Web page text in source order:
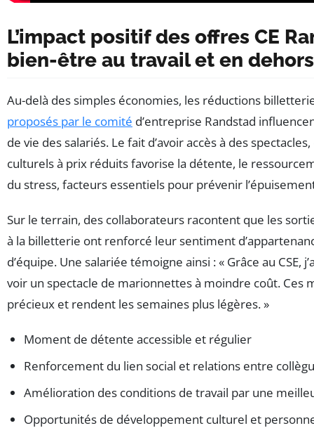
L’impact positif des offres CE
bien-être au travail et en dehors
Au-delà des simples économies, les réductions
proposés par le comité d’entreprise Randstad
de vie des salariés. Le fait d’avoir accès à des
culturels à prix réduits favorise la détente, le
du stress, facteurs essentiels pour prévenir
Sur le terrain, des collaborateurs racontent que les
à la billetterie ont renforcé leur sentiment
d’équipe. Une salariée témoigne ainsi : « Grâce au CSE,
voir un spectacle de marionnettes à moindre coût. Ces
précieux et rendent les semaines plus légères. »
Moment de détente accessible et régulier
Renforcement du lien social et relations entre
Amélioration des conditions de travail par une
Opportunités de développement culturel et